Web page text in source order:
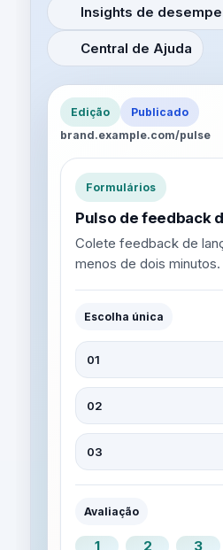
Insights de
Central de Ajuda
Edição
Publicado
brand.example.com/pulse
Formulários
Pulso de feedback
Colete feedback de
menos de dois minutos.
Escolha única
01
02
03
Avaliação
1 2 3